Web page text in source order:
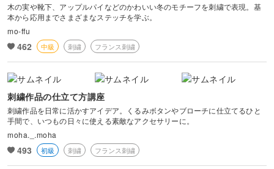
木の実や靴下、アップルパイなどのかわいい冬のモチーフを刺繍で表現。基
本から応用までさまざまなステッチを学ぶ。
mo-ffu
462 中級 刺繍 フランス刺繍
刺繍作品の仕立て方講座
刺繍作品を日常に活かすアイデア。くるみボタンやブローチに仕立てるひと
手間で、いつもの日々に使える素敵なアクセサリーに。
moha._.moha
493 初級 刺繍 フランス刺繍